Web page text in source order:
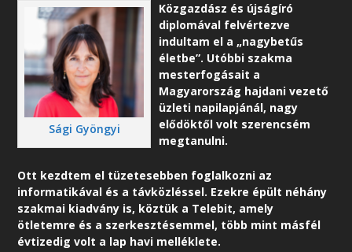
Sági Gyöngyi
Közgazdász és újságíró
diplomával felvértezve
indultam el a „nagybetűs
életbe”. Utóbbi szakma
mesterfogásait a
Magyarország hajdani vezető
üzleti napilapjánál, nagy
elődöktől volt szerencsém
megtanulni.
Ott kezdtem el tüzetesebben foglalkozni az
informatikával és a távközléssel. Ezekre épült néhány
szakmai kiadvány is, köztük a Telebit, amely
ötletemre és a szerkesztésemmel, több mint másfél
évtizedig volt a lap havi melléklete.